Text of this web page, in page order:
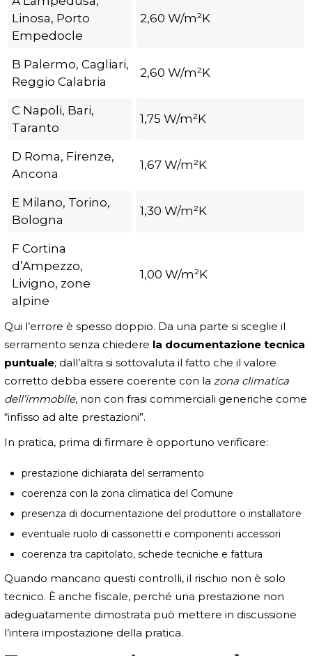
Linosa, Porto
Empedocle
2,60 W/m²K
B Palermo, Cagliari,
Reggio Calabria
2,60 W/m²K
C Napoli, Bari,
Taranto
1,75 W/m²K
D Roma, Firenze,
Ancona
1,67 W/m²K
E Milano, Torino,
Bologna
1,30 W/m²K
F Cortina
d’Ampezzo,
Livigno, zone
alpine
1,00 W/m²K
Qui l’errore è spesso doppio. Da una parte si sceglie il
serramento senza chiedere la documentazione tecnica
puntuale; dall’altra si sottovaluta il fatto che il valore
corretto debba essere coerente con la zona climatica
dell’immobile, non con frasi commerciali generiche come
“infisso ad alte prestazioni”.
In pratica, prima di firmare è opportuno verificare:
prestazione dichiarata del serramento
coerenza con la zona climatica del Comune
presenza di documentazione del produttore o installatore
eventuale ruolo di cassonetti e componenti accessori
coerenza tra capitolato, schede tecniche e fattura
Quando mancano questi controlli, il rischio non è solo
tecnico. È anche fiscale, perché una prestazione non
adeguatamente dimostrata può mettere in discussione
l’intera impostazione della pratica.